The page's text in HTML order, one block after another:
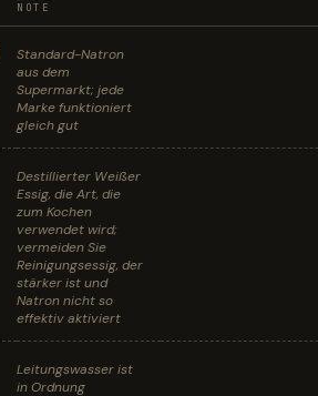
NOTE
Standard-Natron
aus dem
Supermarkt; jede
Marke funktioniert
gleich gut
Destillierter Weißer
Essig, die Art, die
zum Kochen
verwendet wird;
vermeiden Sie
Reinigungsessig, der
stärker ist und
Natron nicht so
effektiv aktiviert
Leitungswasser ist
in Ordnung